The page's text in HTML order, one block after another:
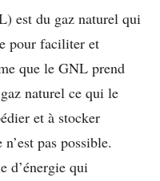
est du gaz naturel qui
pour faciliter et
que le GNL prend
naturel ce qui le
et à stocker
pas possible.
d’énergie qui